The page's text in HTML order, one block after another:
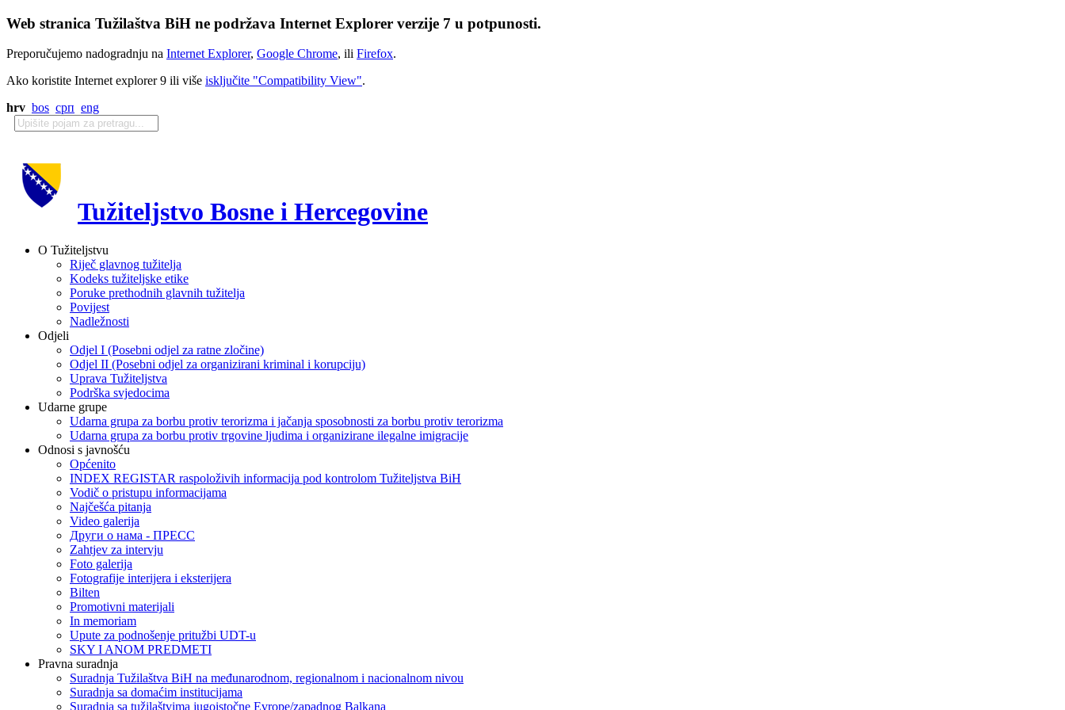
Web stranica Tužilaštva BiH ne podržava Internet Explorer verzije 7 u potpunosti.
Preporučujemo nadogradnju na Internet Explorer, Google Chrome, ili Firefox.
Ako koristite Internet explorer 9 ili više isključite "Compatibility View".
hrv bos срп eng
Tužiteljstvo Bosne i Hercegovine
O Tužiteljstvu
Riječ glavnog tužitelja
Kodeks tužiteljske etike
Poruke prethodnih glavnih tužitelja
Povijest
Nadležnosti
Odjeli
Odjel I (Posebni odjel za ratne zločine)
Odjel II (Posebni odjel za organizirani kriminal i korupciju)
Uprava Tužiteljstva
Podrška svjedocima
Udarne grupe
Udarna grupa za borbu protiv terorizma i jačanja sposobnosti za borbu protiv terorizma
Udarna grupa za borbu protiv trgovine ljudima i organizirane ilegalne imigracije
Odnosi s javnošću
Općenito
INDEX REGISTAR raspoloživih informacija pod kontrolom Tužiteljstva BiH
Vodič o pristupu informacijama
Najčešća pitanja
Video galerija
Други о нама - ПРЕСC
Zahtjev za intervju
Foto galerija
Fotografije interijera i eksterijera
Bilten
Promotivni materijali
In memoriam
Upute za podnošenje pritužbi UDT-u
SKY I ANOM PREDMETI
Pravna suradnja
Suradnja Tužilaštva BiH na međunarodnom, regionalnom i nacionalnom nivou
Suradnja sa domaćim institucijama
Suradnja sa tužilaštvima jugoistočne Evrope/zapadnog Balkana